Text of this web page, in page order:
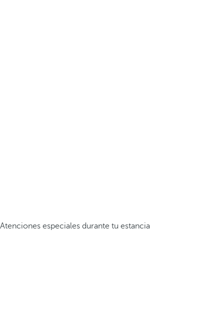
Atenciones especiales durante tu estancia